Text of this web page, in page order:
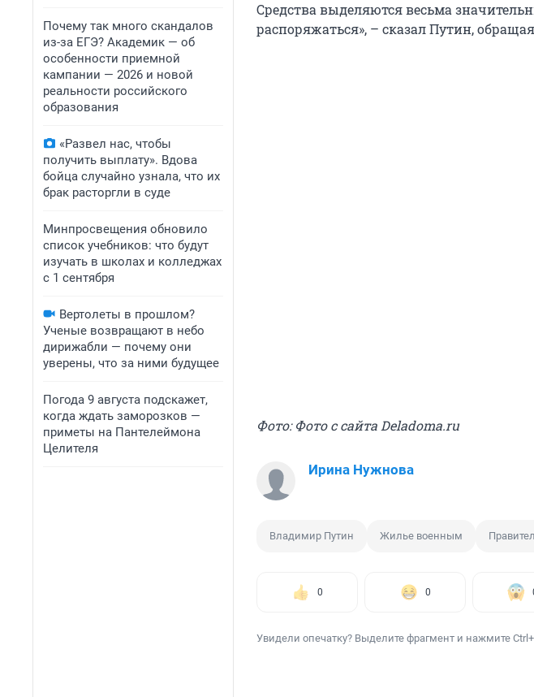
Почему так много скандалов
из-за ЕГЭ? Академик — об
особенности приемной
кампании — 2026 и новой
реальности российского
образования
«Развел нас, чтобы
получить выплату». Вдова
бойца случайно узнала, что их
брак расторгли в суде
Минпросвещения обновило
список учебников: что будут
изучать в школах и колледжах
с 1 сентября
Вертолеты в прошлом?
Ученые возвращают в небо
дирижабли — почему они
уверены, что за ними будущее
Погода 9 августа подскажет,
когда ждать заморозков —
приметы на Пантелеймона
Целителя
Средства выделяются весьма
распоряжаться», – сказал Путин,
Фото: Фото с сайта Deladoma.ru
Ирина Нужнова
Владимир Путин Жилье военным
0 0
Увидели опечатку? Выделите фрагмент и нажмите